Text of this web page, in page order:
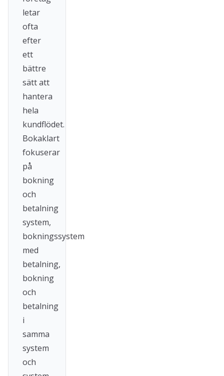
letar
ofta
efter
ett
bättre
sätt att
hantera
hela
kundflödet.
Bokaklart
fokuserar
på
bokning
och
betalning
system,
bokningssystem
med
betalning,
bokning
och
betalning
i
samma
system
och